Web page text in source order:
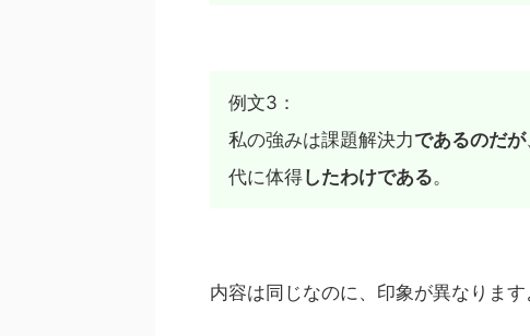
例文3：
私の強みは課題解決力であるのだが
代に体得したわけである。
内容は同じなのに、印象が異なります